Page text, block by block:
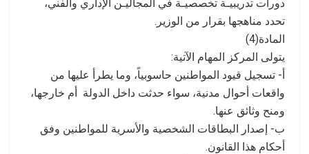
دورات تدريبيـة تخصصيـة في المجاليـن الإداري والفني،
تحدد مناهجها بقرار من الوزير.
المادة(4)
يتولى المركز المهام الآتية:
أ- تسجيل قيود المواطنين حاسوبياً، وما يطرأ عليها من
واقعات أحوال مدنية، سواء حدثت داخل الدولة أم خارجها،
ومنح وثائق عنها.
ب- إصدار البطاقات الشخصية والأسرية للمواطنين وفق
أحكام هذا القانون.